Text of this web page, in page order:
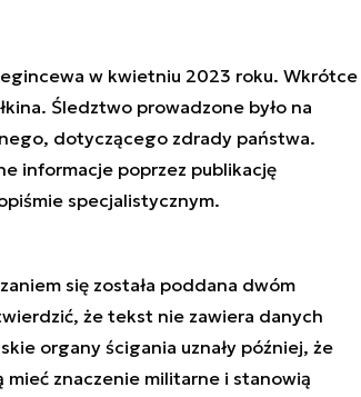
w kwietniu 2023 roku. Wkrótce
Śledztwo prowadzone było na
dotyczącego zdrady państwa.
informacje poprzez publikację
specjalistycznym.
się została poddana dwóm
że tekst nie zawiera danych
organy ścigania uznały później, że
znaczenie militarne i stanowią